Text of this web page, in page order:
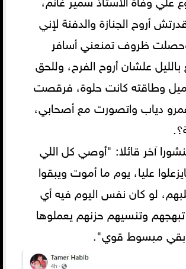
أروح الجنازة والدفنة لإني
ظروف تمنعني أسافر
علشان أروح الفرح، وللحق
وطاقته كانت حلوة، فرقصت
دياب واتصورت مع أصحابي،
آخر قائلا: "أوصي كل اللي
عليا، يوم ما أموت ويبقوا
لو كان نفس اليوم فيه أي
وتنسيهم حزنهم يعملوها
مبسوط قوي".